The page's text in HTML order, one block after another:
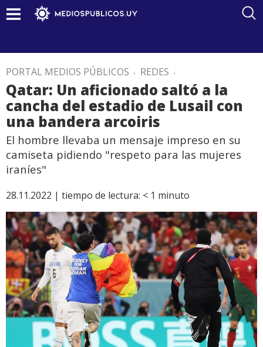
PORTAL MEDIOS PÚBLICOS . REDES .
Qatar: Un aficionado saltó a la
cancha del estadio de Lusail con
una bandera arcoiris
El hombre llevaba un mensaje impreso en su
camiseta pidiendo "respeto para las mujeres
iraníes"
28.11.2022 | tiempo de lectura: < 1 minuto